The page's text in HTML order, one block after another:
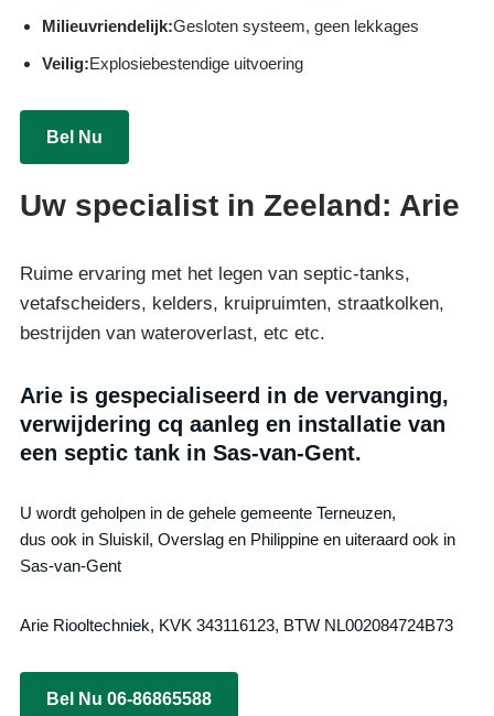
Milieuvriendelijk:Gesloten systeem, geen lekkages
Veilig:Explosiebestendige uitvoering
Bel Nu
Uw specialist in Zeeland: Arie
Ruime ervaring met het legen van septic-tanks,
vetafscheiders, kelders, kruipruimten, straatkolken,
bestrijden van wateroverlast, etc etc.
Arie is gespecialiseerd in de vervanging,
verwijdering cq aanleg en installatie van
een septic tank in Sas-van-Gent.
U wordt geholpen in de gehele gemeente Terneuzen,
dus ook in Sluiskil, Overslag en Philippine en uiteraard ook in
Sas-van-Gent
Arie Riooltechniek, KVK 343116123, BTW NL002084724B73
Bel Nu 06-86865588